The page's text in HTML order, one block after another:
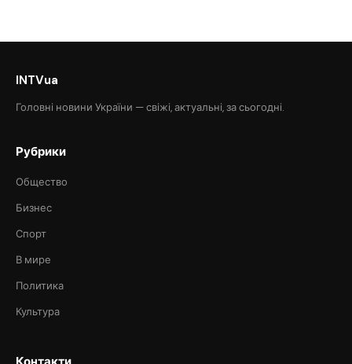
INTVua
Головні новини України — свіжі, актуальні, за сьогодні.
Рубрики
Общество
Бизнес
Спорт
В мире
Политика
Культура